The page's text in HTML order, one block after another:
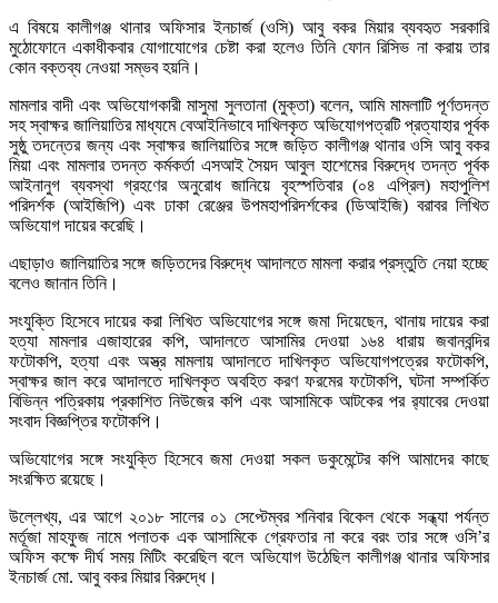
এ বিষয়ে কালীগঞ্জ থানার অফিসার ইনচার্জ (ওসি) আবু বকর মিয়ার ব্যবহৃত সরকারি
মুঠোফোনে একাধীকবার যোগাযোগের চেষ্টা করা হলেও তিনি ফোন রিসিভ না করায় তার
কোন বক্তব্য নেওয়া সম্ভব হয়নি।
মামলার বাদী এবং অভিযোগকারী মাসুমা সুলতানা (মুক্তা) বলেন, আমি মামলাটি পূর্ণতদন্ত
সহ স্বাক্ষর জালিয়াতির মাধ্যমে বেআইনিভাবে দাখিলকৃত অভিযোগপত্রটি প্রত্যাহার পূর্বক
সুষ্ঠু তদন্তের জন্য এবং স্বাক্ষর জালিয়াতির সঙ্গে জড়িত কালীগঞ্জ থানার ওসি আবু বকর
মিয়া এবং মামলার তদন্ত কর্মকর্তা এসআই সৈয়দ আবুল হাশেমের বিরুদ্ধে তদন্ত পূর্বক
আইনানুগ ব্যবস্থা গ্রহণের অনুরোধ জানিয়ে বৃহস্পতিবার (০৪ এপ্রিল) মহাপুলিশ
পরিদর্শক (আইজিপি) এবং ঢাকা রেঞ্জের উপমহাপরিদর্শকের (ডিআইজি) বরাবর লিখিত
অভিযোগ দায়ের করেছি।
এছাড়াও জালিয়াতির সঙ্গে জড়িতদের বিরুদ্ধে আদালতে মামলা করার প্রস্তুতি নেয়া হচ্ছে
বলেও জানান তিনি।
সংযুক্তি হিসেবে দায়ের করা লিখিত অভিযোগের সঙ্গে জমা দিয়েছেন, থানায় দায়ের করা
হত্যা মামলার এজাহারের কপি, আদালতে আসামির দেওয়া ১৬৪ ধারায় জবানবন্দির
ফটোকপি, হত্যা এবং অস্ত্র মামলায় আদালতে দাখিলকৃত অভিযোগপত্রের ফটোকপি,
স্বাক্ষর জাল করে আদালতে দাখিলকৃত অবহিত করণ ফরমের ফটোকপি, ঘটনা সম্পর্কিত
বিভিন্ন পত্রিকায় প্রকাশিত নিউজের কপি এবং আসামিকে আটকের পর র‌্যাবের দেওয়া
সংবাদ বিজ্ঞপ্তির ফটোকপি।
অভিযোগের সঙ্গে সংযুক্তি হিসেবে জমা দেওয়া সকল ডকুমেন্টের কপি আমাদের কাছে
সংরক্ষিত রয়েছে।
উল্লেখ্য, এর আগে ২০১৮ সালের ০১ সেপ্টেম্বর শনিবার বিকেল থেকে সন্ধ্যা পর্যন্ত
মর্তূজা মাহফুজ নামে পলাতক এক আসামিকে গ্রেফতার না করে বরং তার সঙ্গে ওসি’র
অফিস কক্ষে দীর্ঘ সময় মিটিং করেছিল বলে অভিযোগ উঠেছিল কালীগঞ্জ থানার অফিসার
ইনচার্জ মো. আবু বকর মিয়ার বিরুদ্ধে।